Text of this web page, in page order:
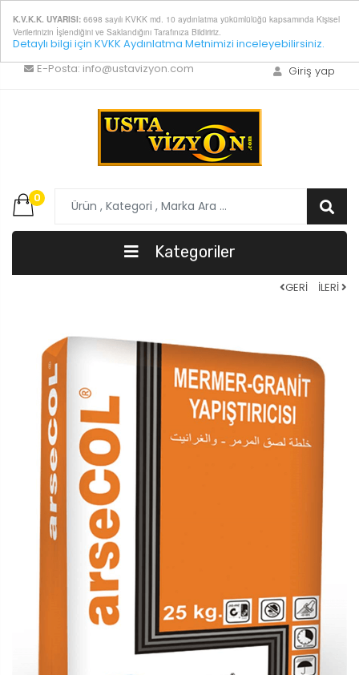
K.V.K.K. UYARISI: 6698 sayılı KVKK md. 10 aydınlatma yükümlülüğü kapsamında Kişisel
Verilerinizin İşlendiğini ve Saklandığını Tarafınıza Bildiririz.
Detaylı bilgi için KVKK Aydınlatma Metnimizi inceleyebilirsiniz.
E-Posta: info@ustavizyon.com Giriş yap
0
Kategoriler
GERİ İLERİ